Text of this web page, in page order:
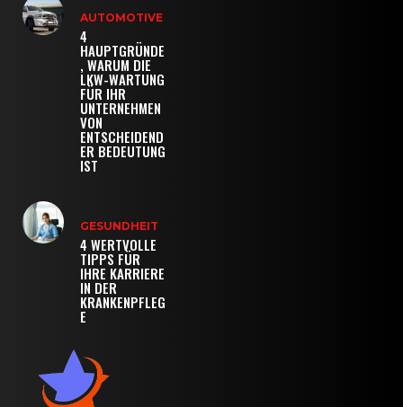
AUTOMOTIVE
4
HAUPTGRÜNDE
, WARUM DIE
LKW-WARTUNG
FÜR IHR
UNTERNEHMEN
VON
ENTSCHEIDEND
ER BEDEUTUNG
IST
GESUNDHEIT
4 WERTVOLLE
TIPPS FÜR
IHRE KARRIERE
IN DER
KRANKENPFLEG
E